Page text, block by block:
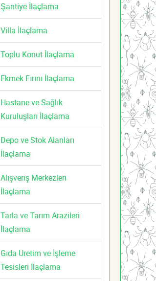
Şantiye İlaçlama
Villa İlaçlama
Toplu Konut İlaçlama
Ekmek Fırını İlaçlama
Hastane ve Sağlık
Kuruluşları İlaçlama
Depo ve Stok Alanları
İlaçlama
Alışveriş Merkezleri
İlaçlama
Tarla ve Tarım Arazileri
İlaçlama
Gıda Üretim ve İşleme
Tesisleri İlaçlama